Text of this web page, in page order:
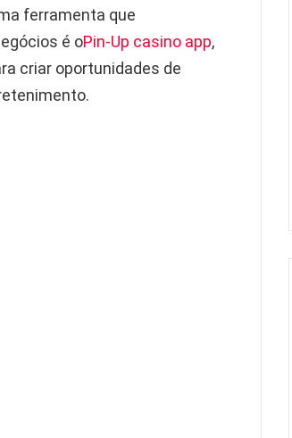
ferramenta que
é oPin-Up casino app,
criar oportunidades de